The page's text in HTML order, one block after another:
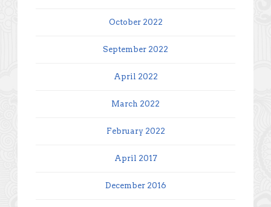
October 2022
September 2022
April 2022
March 2022
February 2022
April 2017
December 2016